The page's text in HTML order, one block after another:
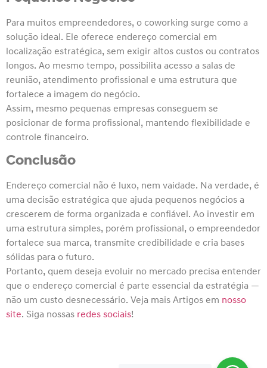
Para muitos empreendedores, o coworking surge como a
solução ideal. Ele oferece endereço comercial em
localização estratégica, sem exigir altos custos ou contratos
longos. Ao mesmo tempo, possibilita acesso a salas de
reunião, atendimento profissional e uma estrutura que
fortalece a imagem do negócio.
Assim, mesmo pequenas empresas conseguem se
posicionar de forma profissional, mantendo flexibilidade e
controle financeiro.
Conclusão
Endereço comercial não é luxo, nem vaidade. Na verdade, é
uma decisão estratégica que ajuda pequenos negócios a
crescerem de forma organizada e confiável. Ao investir em
uma estrutura simples, porém profissional, o empreendedor
fortalece sua marca, transmite credibilidade e cria bases
sólidas para o futuro.
Portanto, quem deseja evoluir no mercado precisa entender
que o endereço comercial é parte essencial da estratégia —
não um custo desnecessário. Veja mais Artigos em nosso
site. Siga nossas redes sociais!